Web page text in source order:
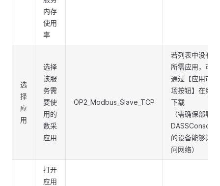
内存
使用
率
选
择
应
用
选择
该服
务需
要使
用的
数采
应用
OP2_Modbus_Slave_TCP
若列表中没有
所需应用，可
通过【应用市
场按钮】在线
下载
（需确保部署
DASSConsole
的设备能够访
问网络）
打开
应用